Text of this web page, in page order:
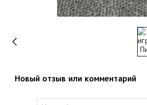
Новый отзыв или комментарий